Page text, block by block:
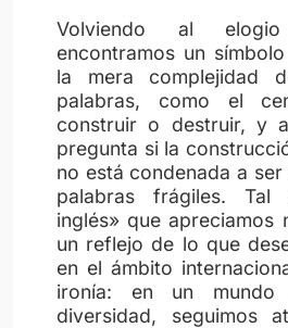
Volviendo al
encontramos un
la mera complejidad
palabras, como el
construir o destruir, y
pregunta si la
no está condenada a
palabras frágiles.
inglés» que apreciamos
un reflejo de lo que
en el ámbito
ironía: en un
diversidad, seguimos